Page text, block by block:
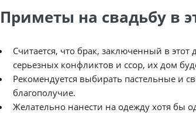
Приметы на свадьбу в
Считается, что брак, заключенный в
серьезных конфликтов и ссор, их дом
Рекомендуется выбирать пастельные и
благополучие.
Желательно нанести на одежду хотя бы